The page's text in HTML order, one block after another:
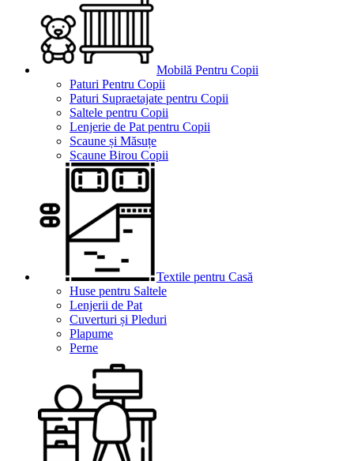
Mobilă Pentru Copii
Paturi Pentru Copii
Paturi Supraetajate pentru Copii
Saltele pentru Copii
Lenjerie de Pat pentru Copii
Scaune și Măsuțe
Scaune Birou Copii
Textile pentru Casă
Huse pentru Saltele
Lenjerii de Pat
Cuverturi și Pleduri
Plapume
Perne